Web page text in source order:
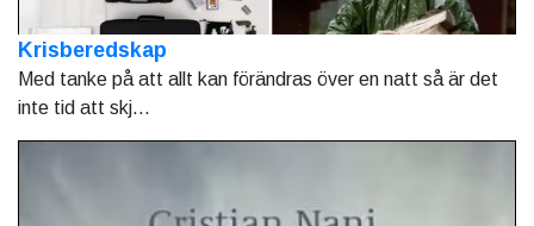
Krisberedskap
Med tanke på att allt kan förändras över en natt så är det
inte tid att skj...